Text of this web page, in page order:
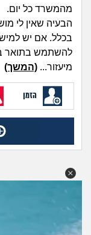
מהמשרד כל יום.
הבעיה שאין לי
בכלל. אם יש
להשתמש בתואר
מיעזור... (המשך)
הזמן